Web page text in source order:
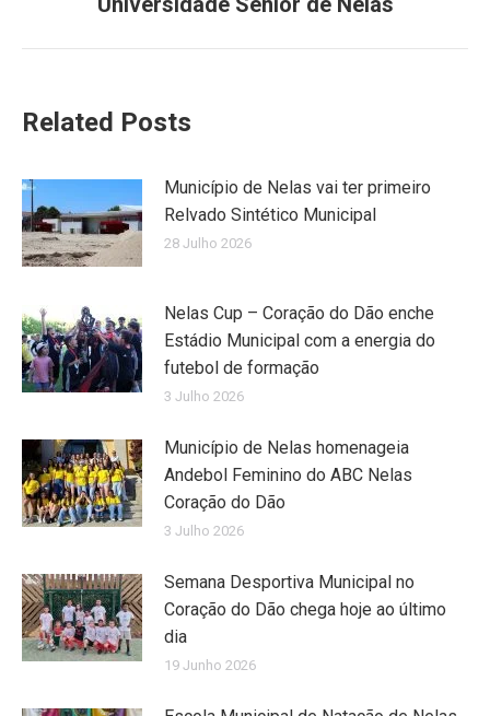
Related Posts
Município de Nelas vai ter primeiro
Relvado Sintético Municipal
28 Julho 2026
Nelas Cup – Coração do Dão enche
Estádio Municipal com a energia do
futebol de formação
3 Julho 2026
Município de Nelas homenageia
Andebol Feminino do ABC Nelas
Coração do Dão
3 Julho 2026
Semana Desportiva Municipal no
Coração do Dão chega hoje ao último
dia
19 Junho 2026